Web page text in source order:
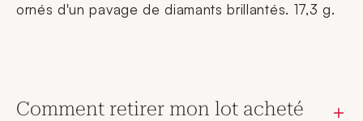
ornés d'un pavage de diamants brillantés. 17,3 g.
Comment retirer mon lot acheté